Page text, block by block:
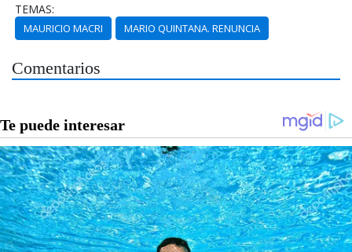
TEMAS:
MAURICIO MACRI MARIO QUINTANA. RENUNCIA
Comentarios